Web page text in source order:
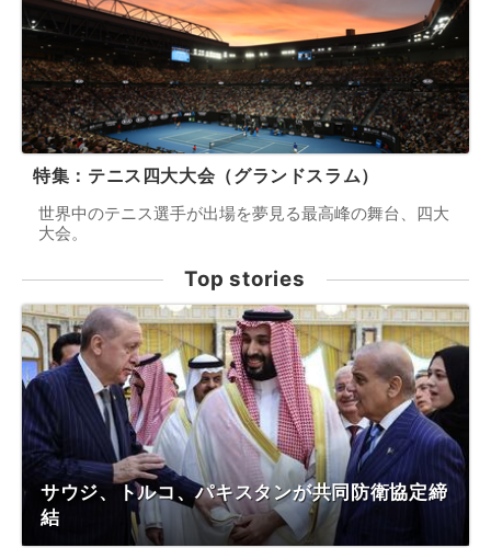
特集：テニス四大大会（グランドスラム）
世界中のテニス選手が出場を夢見る最高峰の舞台、四大
大会。
Top stories
サウジ、トルコ、パキスタンが共同防衛協定締
結